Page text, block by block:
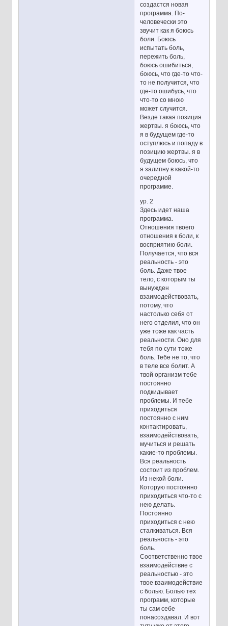
создастся новая
программа. По-
человечески это
звучит как я боюсь
боли. Боюсь
испытать боль,
пережить боль,
боюсь ошибиться,
боюсь, что где-то что-
то не получится, что
где-то ошибусь, что
что-то со мною
может случится.
Везде такая позиция
жертвы. я боюсь, что
я в будущем где-то
оступлюсь и попаду в
позицию жертвы. я в
будущем боюсь, что
я залипну в какой-то
очередной
программе.
ур. 2
Здесь идет наша
программа.
Отношения твоего
отношения к боли, к
восприятию боли.
Получается, что вся
реальность - это
боль. Даже твое
тело, с которым ты
вынужден
взаимодействовать,
потому, что
настолько себя от
него отделил, что он
уже тоже как часть
реальности. Оно для
тебя по сути тоже
боль. Тебе не то, что
в теле все болит. А
твой организм тебе
постоянно
подкидывает
проблемы. И тебе
приходиться
постоянно с ним
контактировать,
взаимодействовать,
мучиться и решать
какие-то проблемы.
Вся реальность
состоит из проблем.
Из некой боли.
Которую постоянно
приходиться что-то с
нею делать.
Постоянно
приходиться с нею
сталкиваться. Вся
реальность - это
боль.
Соответственно твое
взаимодействие с
реальностью - это
твое взаимодействие
с болью. Болью тех
программ, которые
ты сам себе
понасоздавал. И вот